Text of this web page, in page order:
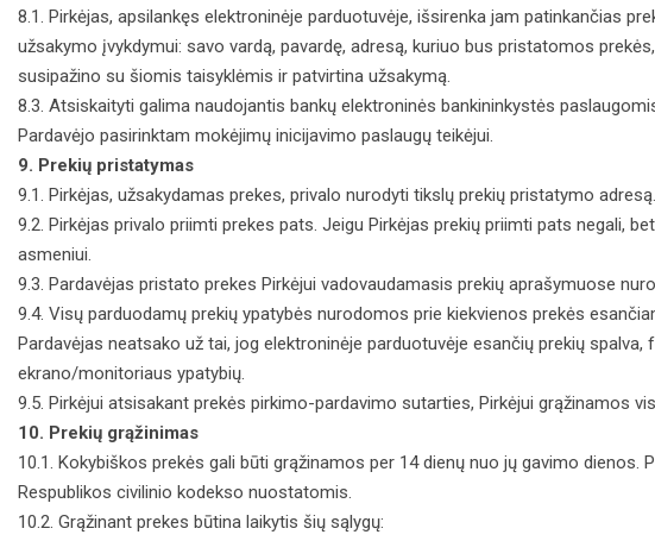
8.1. Pirkėjas, apsilankęs elektroninėje parduotuvėje, išsirenka jam patinkančias
užsakymo įvykdymui: savo vardą, pavardę, adresą, kuriuo bus pristatomos
susipažino su šiomis taisyklėmis ir patvirtina užsakymą.
8.3. Atsiskaityti galima naudojantis bankų elektroninės bankininkystės
Pardavėjo pasirinktam mokėjimų inicijavimo paslaugų teikėjui.
9. Prekių pristatymas
9.1. Pirkėjas, užsakydamas prekes, privalo nurodyti tikslų prekių pristatymo adresą.
9.2. Pirkėjas privalo priimti prekes pats. Jeigu Pirkėjas prekių priimti pats negali,
asmeniui.
9.3. Pardavėjas pristato prekes Pirkėjui vadovaudamasis prekių aprašymuose
9.4. Visų parduodamų prekių ypatybės nurodomos prie kiekvienos prekės
Pardavėjas neatsako už tai, jog elektroninėje parduotuvėje esančių prekių
ekrano/monitoriaus ypatybių.
9.5. Pirkėjui atsisakant prekės pirkimo-pardavimo sutarties, Pirkėjui
10. Prekių grąžinimas
10.1. Kokybiškos prekės gali būti grąžinamos per 14 dienų nuo jų gavimo
Respublikos civilinio kodekso nuostatomis.
10.2. Grąžinant prekes būtina laikytis šių sąlygų: